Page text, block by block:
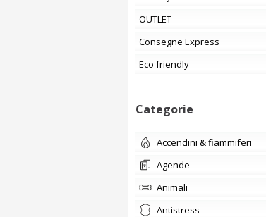
OUTLET
Consegne Express
Eco friendly
Categorie
accendini & fiammiferi
agende
animali
Antistress